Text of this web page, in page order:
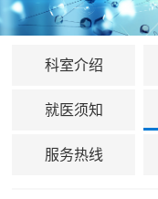
科室介绍
就医须知
服务热线